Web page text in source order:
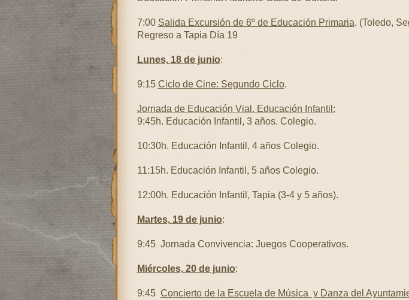
7:00 Salida Excursión de 6º de Educación Primaria. (Toledo,
Regreso a Tapia Día 19
Lunes, 18 de junio:
9:15 Ciclo de Cine: Segundo Ciclo.
Jornada de Educación Vial. Educación Infantil:
9:45h. Educación Infantil, 3 años. Colegio.
10:30h. Educación Infantil, 4 años Colegio.
11:15h. Educación Infantil, 5 años Colegio.
12:00h. Educación Infantil, Tapia (3-4 y 5 años).
Martes, 19 de junio:
9:45 Jornada Convivencia: Juegos Cooperativos.
Miércoles, 20 de junio:
9:45 Concierto de la Escuela de Música y Danza del